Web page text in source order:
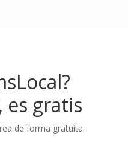
es gratis
de forma gratuita.